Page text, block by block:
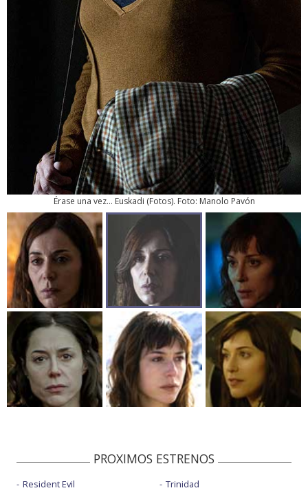
Érase una vez... Euskadi (Fotos). Foto: Manolo Pavón
PROXIMOS ESTRENOS
Resident Evil
Trinidad